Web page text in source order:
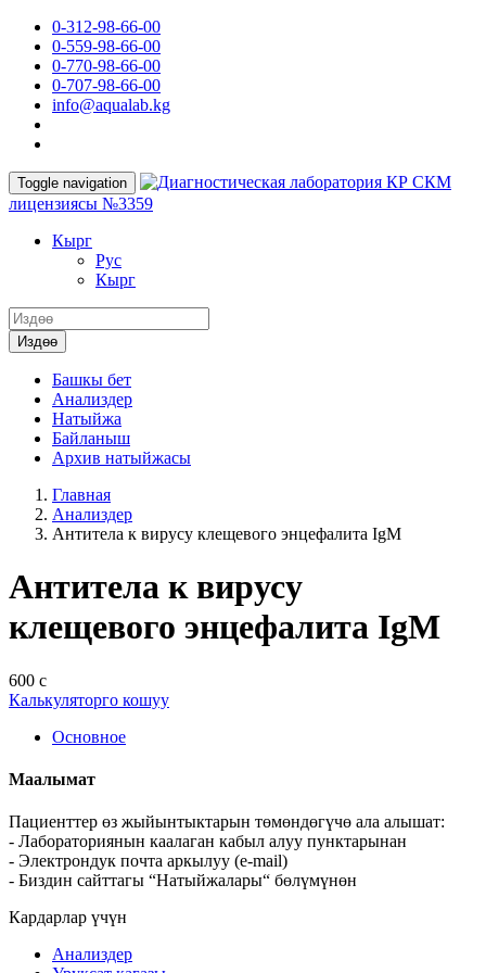
0-312-98-66-00
0-559-98-66-00
0-770-98-66-00
0-707-98-66-00
info@aqualab.kg
Toggle navigation
КР СКМ
лицензиясы №3359
Кырг
Руc
Кырг
Издөө
Башкы бет
Анализдер
Натыйжа
Байланыш
Архив натыйжасы
Главная
Анализдер
Антитела к вирусу клещевого энцефалита IgM
Антитела к вирусу
клещевого энцефалита IgM
600 с
Калькуляторго кошуу
Основное
Маалымат
Пациенттер өз жыйынтыктарын төмөндөгүчө ала алышат:
- Лабораториянын каалаган кабыл алуу пунктарынан
- Электрондук почта аркылуу (e-mail)
- Биздин сайттагы “Натыйжалары“ бөлүмүнөн
Кардарлар үчүн
Анализдер